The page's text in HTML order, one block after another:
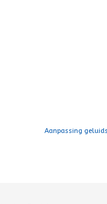
Aanpassing